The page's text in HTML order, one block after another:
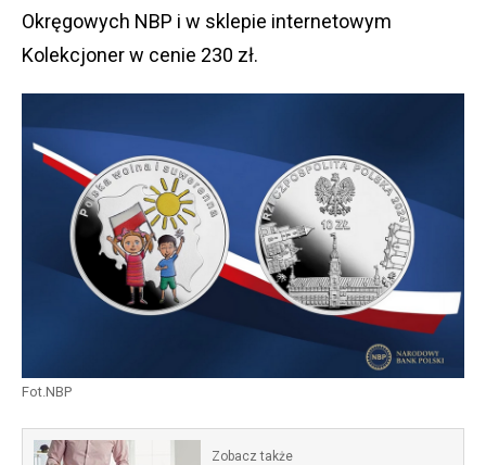
Okręgowych NBP i w sklepie internetowym
Kolekcjoner w cenie 230 zł.
Fot.NBP
Zobacz także